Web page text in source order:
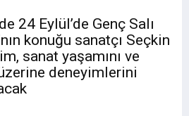
24 Eylül’de Genç Salı
konuğu sanatçı Seçkin
sanat yaşamını ve
deneyimlerini